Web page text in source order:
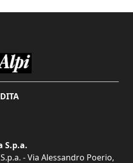
S.p.a.
- Via Alessandro Poerio,